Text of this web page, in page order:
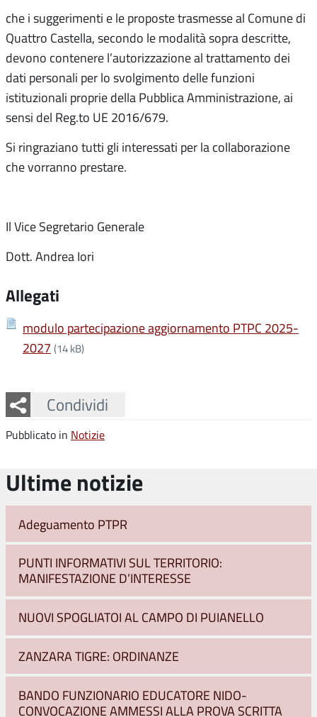
che i suggerimenti e le proposte trasmesse al Comune di
Quattro Castella, secondo le modalità sopra descritte,
devono contenere l’autorizzazione al trattamento dei
dati personali per lo svolgimento delle funzioni
istituzionali proprie della Pubblica Amministrazione, ai
sensi del Reg.to UE 2016/679.
Si ringraziano tutti gli interessati per la collaborazione
che vorranno prestare.
Il Vice Segretario Generale
Dott. Andrea Iori
Allegati
modulo partecipazione aggiornamento PTPC 2025-
2027 (14 kB)
Condividi
Facebook
Twitter
Whatsapp
Pubblicato in Notizie
Ultime notizie
Adeguamento PTPR
PUNTI INFORMATIVI SUL TERRITORIO:
MANIFESTAZIONE D’INTERESSE
NUOVI SPOGLIATOI AL CAMPO DI PUIANELLO
ZANZARA TIGRE: ORDINANZE
BANDO FUNZIONARIO EDUCATORE NIDO-
CONVOCAZIONE AMMESSI ALLA PROVA SCRITTA